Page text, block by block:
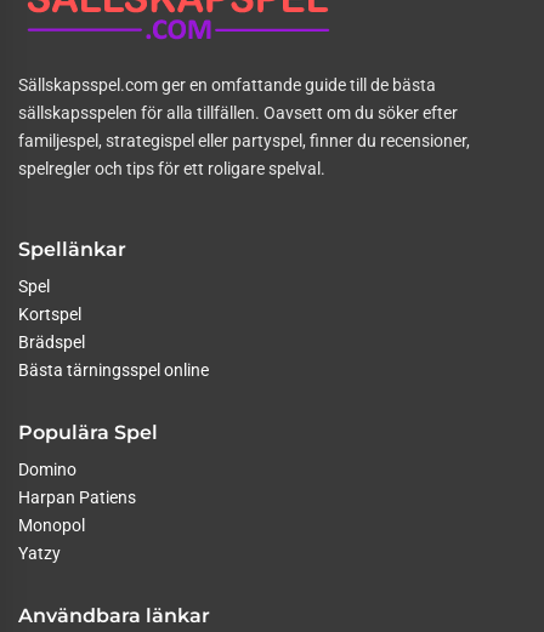
Sällskapsspel.com ger en omfattande guide till de bästa
sällskapsspelen för alla tillfällen. Oavsett om du söker efter
familjespel, strategispel eller partyspel, finner du recensioner,
spelregler och tips för ett roligare spelval.
Spellänkar
Spel
Kortspel
Brädspel
Bästa tärningsspel online
Populära Spel
Domino
Harpan Patiens
Monopol
Yatzy
Användbara länkar